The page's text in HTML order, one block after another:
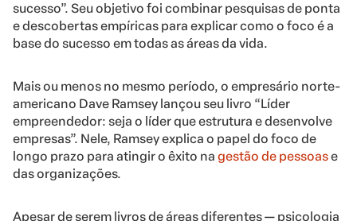
sucesso”. Seu objetivo foi combinar pesquisas de ponta
e descobertas empíricas para explicar como o foco é a
base do sucesso em todas as áreas da vida.
Mais ou menos no mesmo período, o empresário norte-
americano Dave Ramsey lançou seu livro “Líder
empreendedor: seja o líder que estrutura e desenvolve
empresas”. Nele, Ramsey explica o papel do foco de
longo prazo para atingir o êxito na gestão de pessoase
das organizações.
Apesar de serem livros de áreas diferentes — psicologia